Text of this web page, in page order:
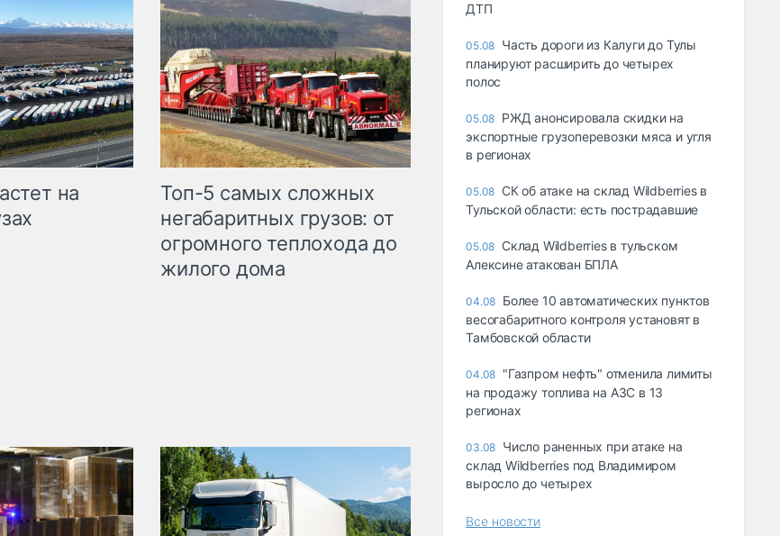
на
Топ-5 самых сложных
негабаритных грузов: от
огромного теплохода до
жилого дома
ДТП
05.08 Часть дороги из Калуги до Тулы
планируют расширить до четырех
полос
05.08 РЖД анонсировала скидки на
экспортные грузоперевозки мяса и угля
в регионах
05.08 СК об атаке на склад Wildberries в
Тульской области: есть пострадавшие
05.08 Склад Wildberries в тульском
Алексине атакован БПЛА
04.08 Более 10 автоматических пунктов
весогабаритного контроля установят в
Тамбовской области
04.08 "Газпром нефть" отменила лимиты
на продажу топлива на АЗС в 13
регионах
03.08 Число раненных при атаке на
склад Wildberries под Владимиром
выросло до четырех
Все новости